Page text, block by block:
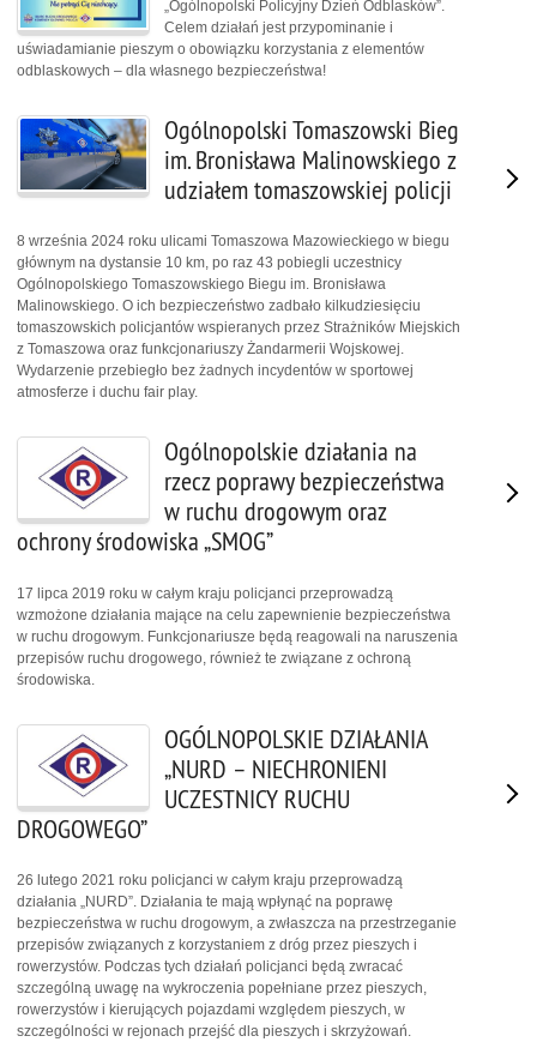
„Ogólnopolski Policyjny Dzień Odblasków”.
Celem działań jest przypominanie i
uświadamianie pieszym o obowiązku korzystania z elementów
odblaskowych – dla własnego bezpieczeństwa!
Ogólnopolski Tomaszowski Bieg
im. Bronisława Malinowskiego z
udziałem tomaszowskiej policji
8 września 2024 roku ulicami Tomaszowa Mazowieckiego w biegu
głównym na dystansie 10 km, po raz 43 pobiegli uczestnicy
Ogólnopolskiego Tomaszowskiego Biegu im. Bronisława
Malinowskiego. O ich bezpieczeństwo zadbało kilkudziesięciu
tomaszowskich policjantów wspieranych przez Strażników Miejskich
z Tomaszowa oraz funkcjonariuszy Żandarmerii Wojskowej.
Wydarzenie przebiegło bez żadnych incydentów w sportowej
atmosferze i duchu fair play.
Ogólnopolskie działania na
rzecz poprawy bezpieczeństwa
w ruchu drogowym oraz
ochrony środowiska „SMOG”
17 lipca 2019 roku w całym kraju policjanci przeprowadzą
wzmożone działania mające na celu zapewnienie bezpieczeństwa
w ruchu drogowym. Funkcjonariusze będą reagowali na naruszenia
przepisów ruchu drogowego, również te związane z ochroną
środowiska.
OGÓLNOPOLSKIE DZIAŁANIA
„NURD – NIECHRONIENI
UCZESTNICY RUCHU
DROGOWEGO”
26 lutego 2021 roku policjanci w całym kraju przeprowadzą
działania „NURD”. Działania te mają wpłynąć na poprawę
bezpieczeństwa w ruchu drogowym, a zwłaszcza na przestrzeganie
przepisów związanych z korzystaniem z dróg przez pieszych i
rowerzystów. Podczas tych działań policjanci będą zwracać
szczególną uwagę na wykroczenia popełniane przez pieszych,
rowerzystów i kierujących pojazdami względem pieszych, w
szczególności w rejonach przejść dla pieszych i skrzyżowań.